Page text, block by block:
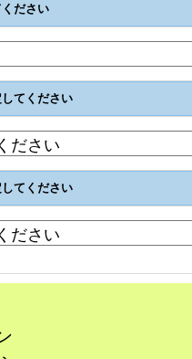
ださい
てください
てください